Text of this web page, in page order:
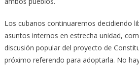
Los cubanos continuaremos decidiendo
asuntos internos en estrecha unidad,
discusión popular del proyecto de
próximo referendo para adoptarla. No